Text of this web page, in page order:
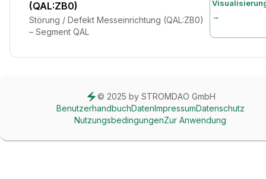
(QAL:ZB0)
Störung / Defekt Messeinrichtung (QAL:ZB0)
– Segment QAL
→
© 2025 by STROMDAO GmbH
BenutzerhandbuchDatenImpressumDatenschutz
NutzungsbedingungenZur Anwendung